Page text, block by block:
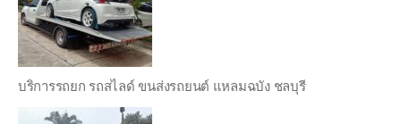
บริการรถยก รถสไลด์ ขนส่งรถยนต์ แหลมฉบัง ชลบุรี